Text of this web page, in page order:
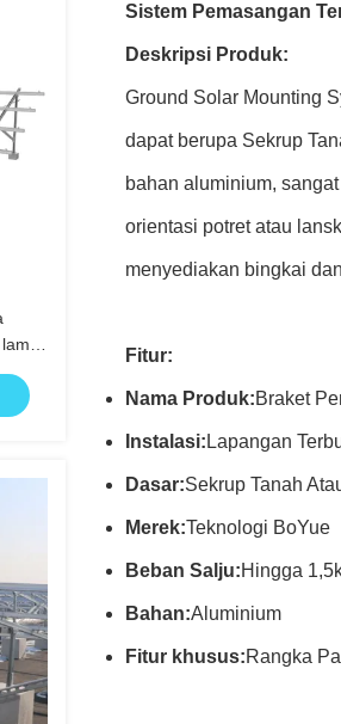
Sistem Pemasangan
Deskripsi Produk:
Ground Solar Mounting
dapat berupa Sekrup
bahan aluminium,
orientasi potret atau
menyediakan bingkai
Fitur:
Nama Produk:Braket
Instalasi: Lapangan
Dasar:Sekrup Tanah
Merek:Teknologi BoYue
Beban Salju:Hingga
Bahan:Aluminium
Fitur khusus:Rangka